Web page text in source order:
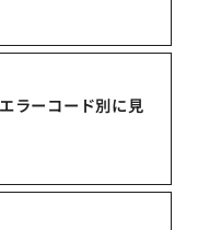
ラーコード別に見